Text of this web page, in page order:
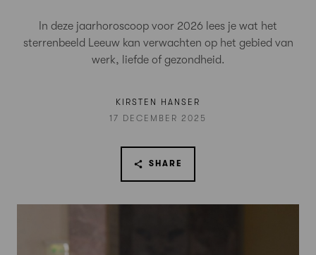
In deze jaarhoroscoop voor 2026 lees je wat het
sterrenbeeld Leeuw kan verwachten op het gebied van
werk, liefde of gezondheid.
KIRSTEN HANSER
17 DECEMBER 2025
SHARE